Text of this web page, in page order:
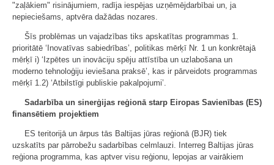
"zaļākiem" risinājumiem, radīja iespējas uzņēmējdarbībai un, ja
nepieciešams, aptvēra dažādas nozares.
Šīs problēmas un vajadzības tiks apskatītas programmas 1.
prioritātē ‘Inovatīvas sabiedrības’, politikas mērķī Nr. 1 un konkrētajā
mērķī i) ‘Izpētes un inovāciju spēju attīstība un uzlabošana un
moderno tehnoloģiju ieviešana praksē’, kas ir pārveidots programmas
mērķī 1.2) ‘Atbilstīgi publiskie pakalpojumi’.
Sadarbība un sinerģijas reģionā starp Eiropas Savienības (ES)
finansētiem projektiem
ES teritorijā un ārpus tās Baltijas jūras reģionā (BJR) tiek
uzskatīts par pārrobežu sadarbības celmlauzi. Interreg Baltijas jūras
reģiona programma, kas aptver visu reģionu, lepojas ar vairākiem